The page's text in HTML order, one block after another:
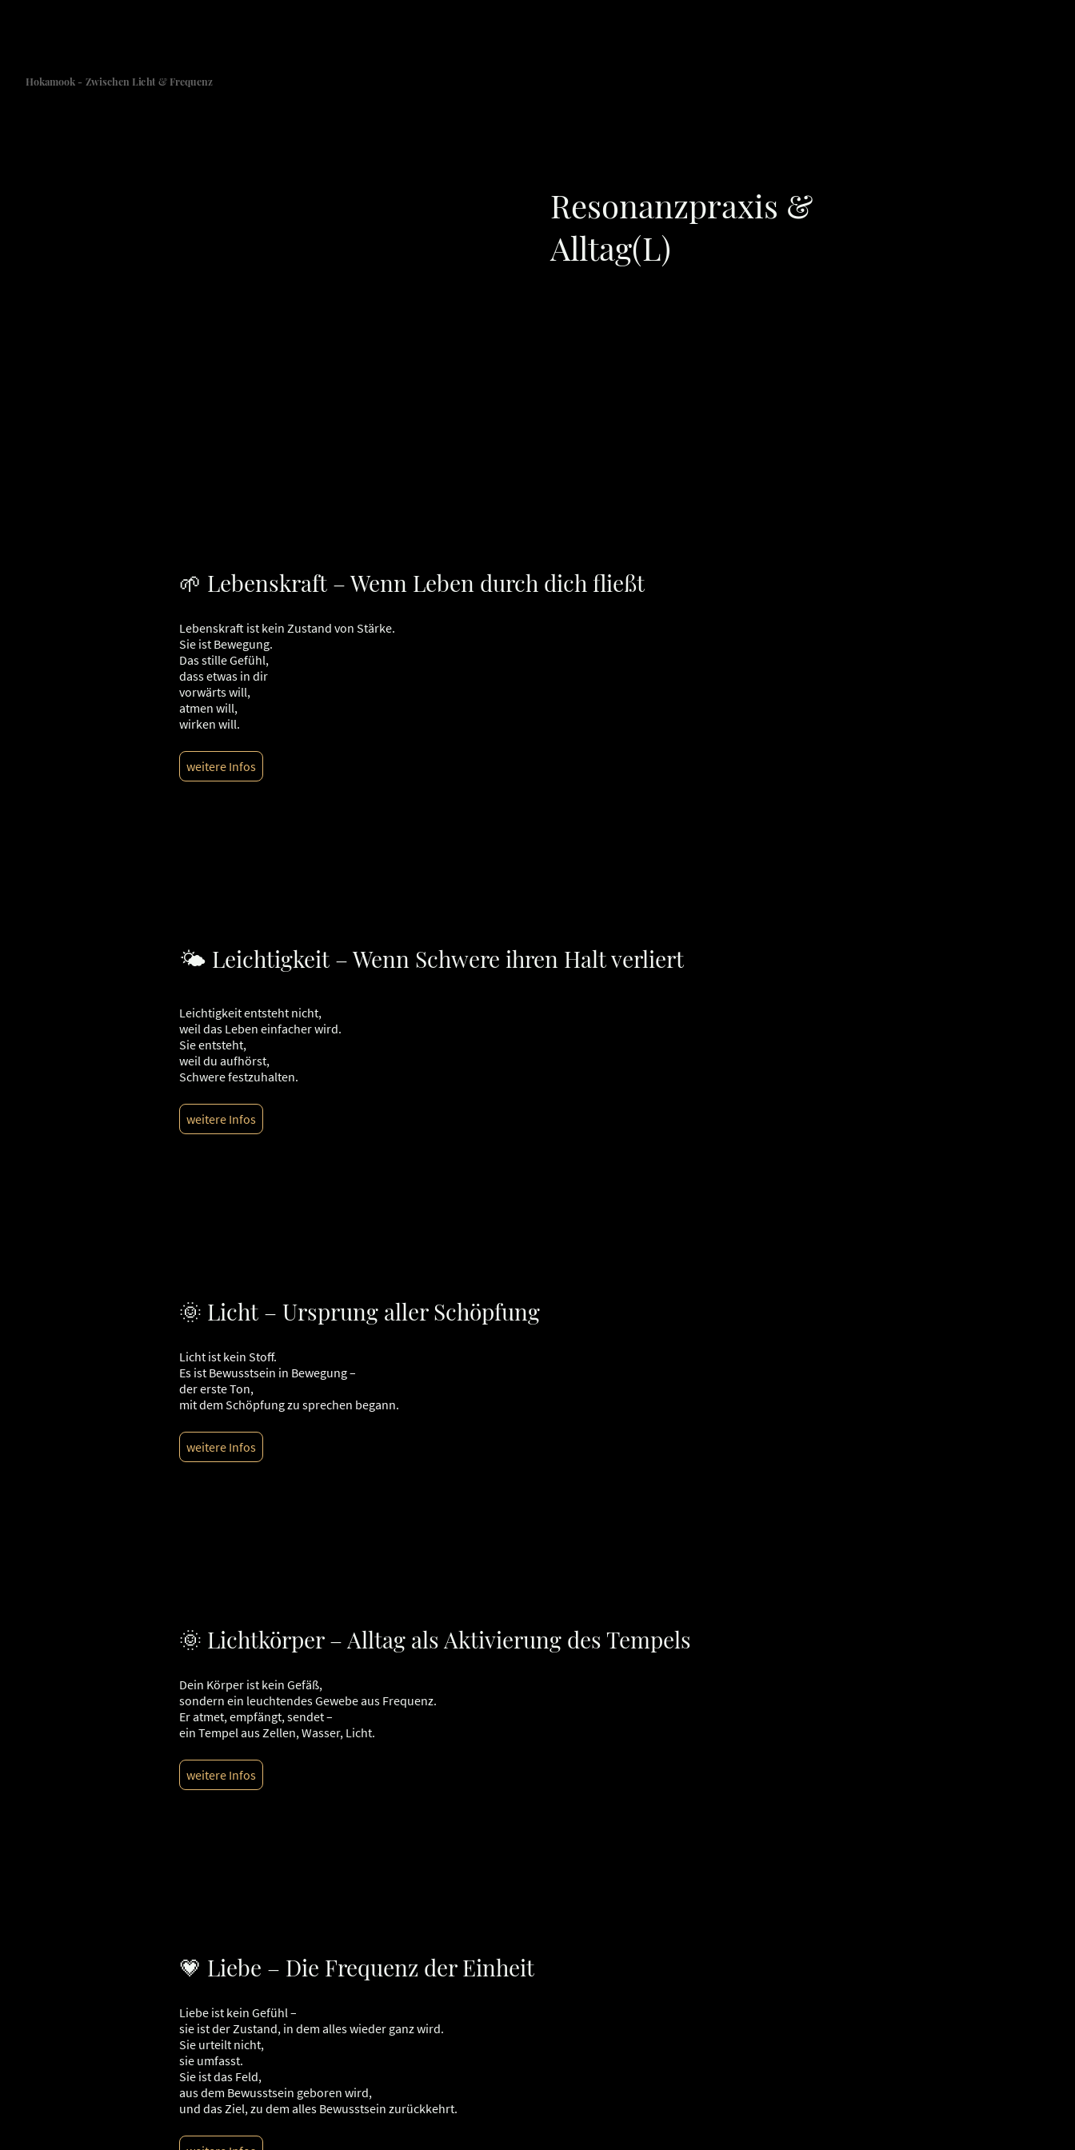
Hokamook - Zwischen Licht & Frequenz
Resonanzpraxis &
Alltag(L)
🌱 Lebenskraft – Wenn Leben durch dich fließt
Lebenskraft ist kein Zustand von Stärke.
Sie ist Bewegung.
Das stille Gefühl,
dass etwas in dir
vorwärts will,
atmen will,
wirken will.
weitere Infos
🌤️ Leichtigkeit – Wenn Schwere ihren Halt verliert
Leichtigkeit entsteht nicht,
weil das Leben einfacher wird.
Sie entsteht,
weil du aufhörst,
Schwere festzuhalten.
weitere Infos
🌞 Licht – Ursprung aller Schöpfung
Licht ist kein Stoff.
Es ist Bewusstsein in Bewegung –
der erste Ton,
mit dem Schöpfung zu sprechen begann.
weitere Infos
🌞 Lichtkörper – Alltag als Aktivierung des Tempels
Dein Körper ist kein Gefäß,
sondern ein leuchtendes Gewebe aus Frequenz.
Er atmet, empfängt, sendet –
ein Tempel aus Zellen, Wasser, Licht.
weitere Infos
💗 Liebe – Die Frequenz der Einheit
Liebe ist kein Gefühl –
sie ist der Zustand, in dem alles wieder ganz wird.
Sie urteilt nicht,
sie umfasst.
Sie ist das Feld,
aus dem Bewusstsein geboren wird,
und das Ziel, zu dem alles Bewusstsein zurückkehrt.